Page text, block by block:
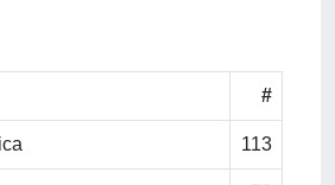
#
113